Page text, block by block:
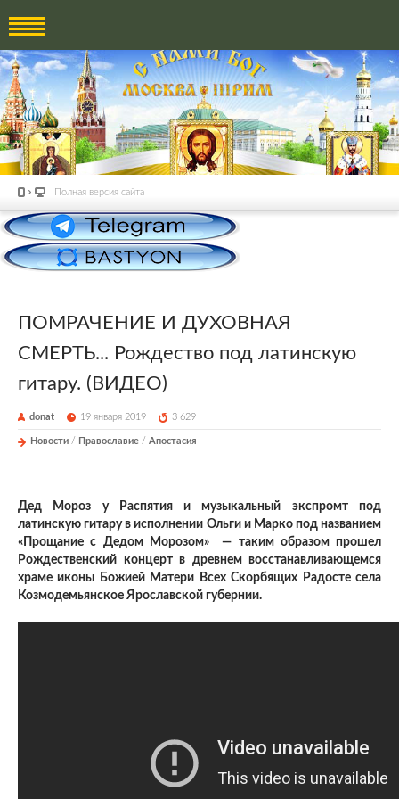
Полная версия сайта
ПОМРАЧЕНИЕ И ДУХОВНАЯ
СМЕРТЬ... Рождество под латинскую
гитару. (ВИДЕО)
donat 19 января 2019 3 629
Новости / Православие / Апостасия
Дед Мороз у Распятия и музыкальный экспромт под
латинскую гитару в исполнении Ольги и Марко под названием
«Прощание с Дедом Морозом» — таким образом прошел
Рождественский концерт в древнем восстанавливающемся
храме иконы Божией Матери Всех Скорбящих Радосте села
Козмодемьянское Ярославской губернии.